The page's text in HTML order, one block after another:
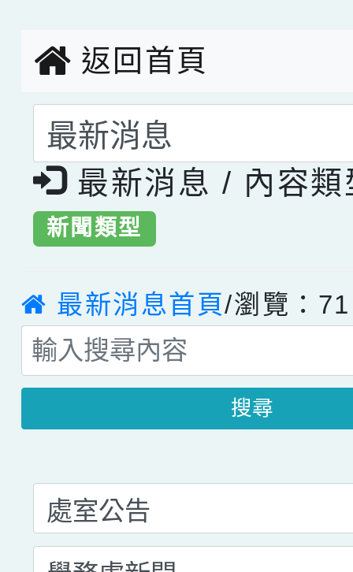
返回首頁
選擇後頁面內容會更
最新消息 / 內容類
新聞類型
最新消息首頁/瀏覽：71
搜尋